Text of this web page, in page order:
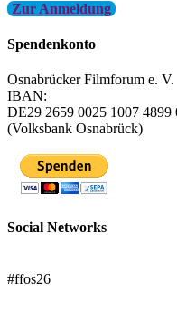
Zur Anmeldung
Spendenkonto
Osnabrücker Filmforum e. V.
IBAN:
DE29 2659 0025 1007 4899
(Volksbank Osnabrück)
Social Networks
#ffos26